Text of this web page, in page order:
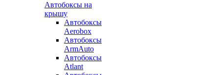
Автобоксы на
крышу
Автобоксы
Aerobox
Автобоксы
ArmAuto
Автобоксы
Atlant